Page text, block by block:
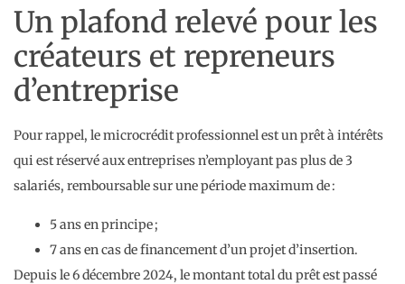
Un plafond relevé pour les
créateurs et repreneurs
d’entreprise
Pour rappel, le microcrédit professionnel est un prêt à intérêts
qui est réservé aux entreprises n’employant pas plus de 3
salariés, remboursable sur une période maximum de :
5 ans en principe ;
7 ans en cas de financement d’un projet d’insertion.
Depuis le 6 décembre 2024, le montant total du prêt est passé